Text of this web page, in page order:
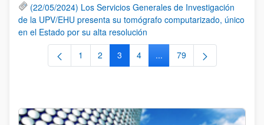
(22/05/2024) Los Servicios Generales de Investigación
de la UPV/EHU presenta su tomógrafo computarizado, único
en el Estado por su alta resolución
Página
1 Página
2 Página
3 Página
4 ...Páginas intermedias Use
Página
79